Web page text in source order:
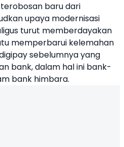
baru dari
upaya modernisasi
turut memberdayakan
memperbarui kelemahan
sebelumnya yang
bank, dalam hal ini bank-
bank himbara.